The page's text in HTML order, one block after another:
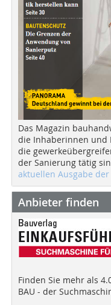
Das Magazin
die Inhaberinnen und
die
der Sanierung tätig
aktuellen Ausgabe
Anbieter finden
Finden Sie mehr als
BAU - der